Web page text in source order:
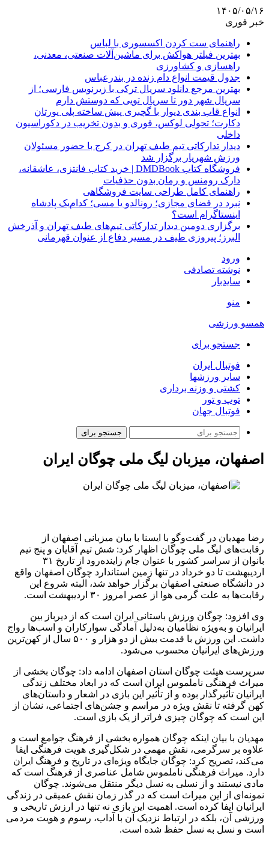
۱۴۰۵/۰۵/۱۶
خبر فوری
راهنمای ست کردن اکسسوری با لباس
بهترین فیلتر هواکش برای ماشین‌آلات صنعتی، معدنی،
راهسازی و کشاورزی
جدول قیمت انواع دام زنده در بندرعباس
بهترین مرجع دانلود سریال ترکی با زیرنویس فارسی؛ از
سریال شهر دور تا سریال تویی که دوستش دارم
انواع قاب بندی دیوار با گچبری پیش ساخته پلی یورتان
دکارت؛ تحولی لوکس، فوری و بدون تخریب در دکوراسیون
داخلی
دیدار تدارکاتی تیم طیف تهران در کرج با حضور مسئولان
ورزش شهریار برگزار شد
فروشگاه کتاب DMDBook | خرید کتاب فانتزی، عاشقانه،
دارک رومنس و رمان بدون حذفیات
راهنمای کامل طراحی سایت فروشگاهی
نبرد در فضای مجازی؛ رونالدو یا مسی؛ کدام‌یک پادشاه
اینستاگرام است؟
برگزاری دومین دیدار تدارکاتی تیم‌های طیف تهران و آذرخش
البرز؛ پیروزی طیف در مسیر دفاع از عنوان قهرمانی
ورود
نوشته تصادفی
سایدبار
منو
همسو ورزشی
جستجو برای
فوتبال ایران
سایر ورزشها
کشتی و وزنه برداری
توپ و تور
فوتبال جهان
جستجو برای
اصفهان، میزبان لیگ ملی چوگان ایران
رضا مهدیان در گفت‌وگو با ایسنا با بیان میزبانی اصفهان از
رقابت‌های لیگ ملی چوگان اظهار کرد: شش تیم آقایان و پنج تیم
بانوان از سراسر کشور با عنوان جام زاینده‌رود از تاریخ ۳۱
اردیبهشت تا دو خرداد در تنها زمین استاندارد چوگان اصفهان واقع
در دانشگاه صنعتی اصفهان برگزار خواهد شد، البته شروع این
رقابت‌ها به‌ علت گرمی هوا از عصر امروز ۳۰ اردیبهشت است.
وی افزود: چوگان ورزش باستانی ایران است که از دیرباز بین
ایرانیان و به‌ویژه نظامیان به‌دلیل آمادگی سوارکاران و اسب‌ها رواج
داشت. این ورزش با قدمت بیش از دو هزار و ۵۰۰ سال از کهن‌ترین
ورزش‌های ایرانیان محسوب می‌شود.
سرپرست هیئت چوگان استان اصفهان ادامه داد: چوگان بخشی از
میراث فرهنگی ناملموس ایران است که در ابعاد مختلف زندگی
ایرانیان تأثیرگذار بوده و از تأثیر این بازی در اشعار و داستان‌های
کهن گرفته تا نقش ویژه در مراسم و جشن‌های اجتماعی، نشان از
این است که چوگان چیزی فراتر از یک بازی است.
مهدیان با بیان اینکه چوگان همواره بخشی از فرهنگ جوامع است و
علاوه بر سرگرمی، نقش مهمی در شکل‌گیری هویت فرهنگی ایفا
می‌کند، تصریح کرد: چوگان جایگاه ویژه‌ای در تاریخ و فرهنگ ایران
دارد. میراث فرهنگی ناملموس شامل عناصری از فرهنگ است که
مادی نیستند و از نسلی به نسل دیگر منتقل می‌شوند. چوگان
نمونه‌ای از این میراث است که در گذر زمان نقش عمیقی در زندگی
ایرانیان ایفا کرده است. اهمیت این بازی نه تنها در ارزش تاریخی و
ورزشی آن، بلکه در ارتباط نزدیک آن با آداب، رسوم و هویت مردمی
است و نسل به نسل حفظ شده‌ است.